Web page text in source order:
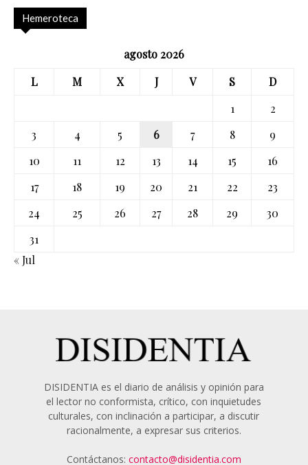
Hemeroteca
agosto 2026
L
M X J V S
D
1
2
3
4 5 6 7 8
9
10
11 12 13 14 15
16
17
18 19 20 21 22
23
24
25 26 27 28 29
30
31
« Jul
DISIDENTIA es el diario de análisis y opinión para
el lector no conformista, crítico, con inquietudes
culturales, con inclinación a participar, a discutir
racionalmente, a expresar sus criterios.
Contáctanos: contacto@disidentia.com